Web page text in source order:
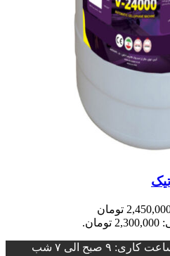
قیمت اصلی: 2,450,000 تومان